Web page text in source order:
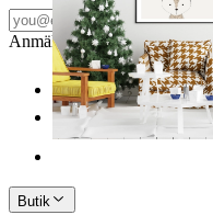
Anmäl dig till vårt Nyhetsbrev
Butik